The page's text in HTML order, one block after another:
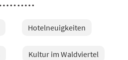
Hotelneuigkeiten
Kultur im Waldviertel